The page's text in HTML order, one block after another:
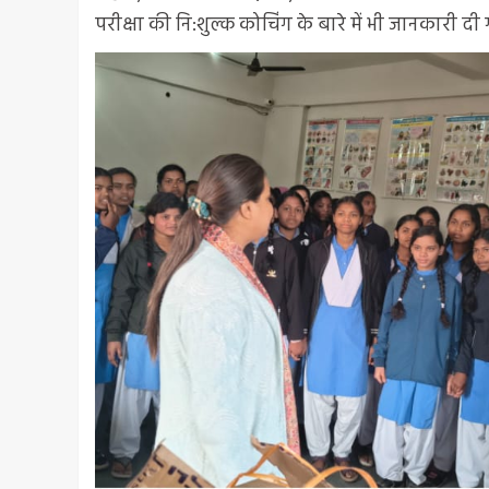
परीक्षा की नि:शुल्क कोचिंग के बारे में भी जानकारी दी